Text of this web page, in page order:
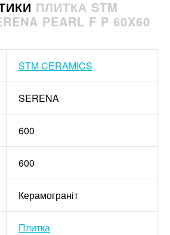
ПЛИТКА STM
PEARL F P 60X60
STM CERAMICS
SERENA
600
600
Керамограніт
Плитка